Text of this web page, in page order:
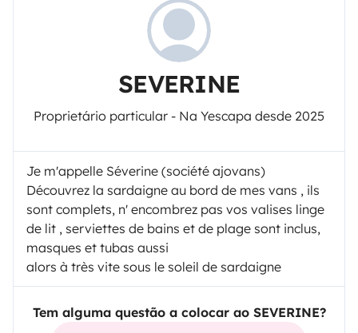
SEVERINE
Proprietário particular - Na Yescapa desde 2025
Je m'appelle Séverine (société ajovans)
Découvrez la sardaigne au bord de mes vans , ils
sont complets, n' encombrez pas vos valises linge
de lit , serviettes de bains et de plage sont inclus,
masques et tubas aussi
alors à très vite sous le soleil de sardaigne
Tem alguma questão a colocar ao SEVERINE?